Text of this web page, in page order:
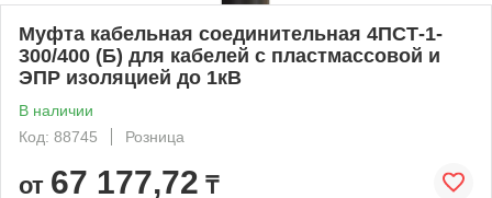
Муфта кабельная соединительная 4ПСТ-1-
300/400 (Б) для кабелей с пластмассовой и
ЭПР изоляцией до 1кВ
В наличии
Код: 88745
Розница
от 67 177,72 ₸